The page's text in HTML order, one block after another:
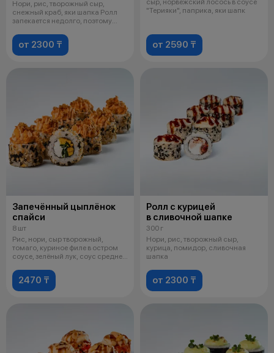
Нори, рис, творожный сыр,
снежный краб, яки шапка Ролл
запекается недолго, поэтому
от 2300 ₸
"Терияки", паприка, яки шапк
от 2590 ₸
Запечённый цыплёнок
спайси
8 шт
Рис, нори, сыр творожный,
томаго, куриное филе в остром
соусе, зелёный лук, соус средне-
2470 ₸
Ролл с курицей
в сливочной шапке
300 г
Нори, рис, творожный сыр,
курица, помидор, сливочная
шапка
от 2300 ₸